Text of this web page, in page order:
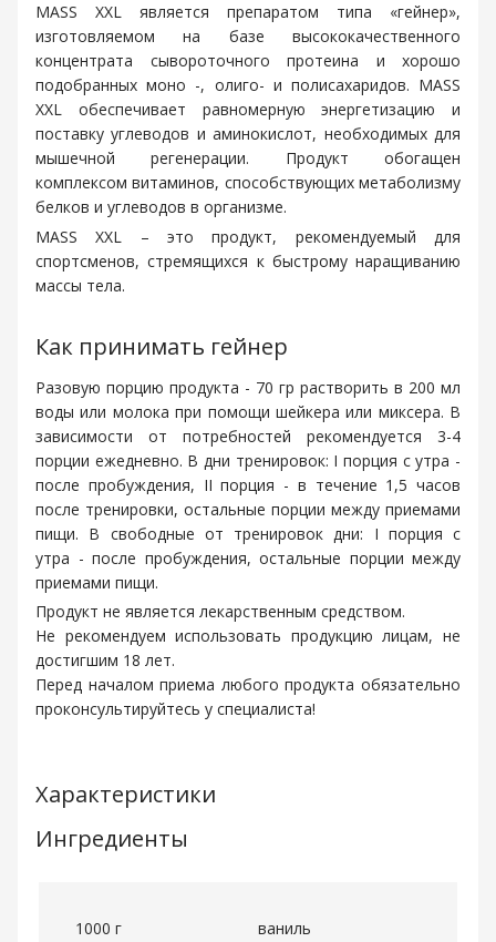
MASS XXL является препаратом типа «гейнер»,
изготовляемoм на базе высококачественного
концентрата сывороточного протеина и хорошо
подобранных моно -, олиго- и полисахаридов. MASS
XXL обеспечивает равномерную энергетизацию и
поставку углеводов и аминокислот, необходимых для
мышечной регенерации. Продукт обогащен
комплексом витаминов, способствующих метаболизму
белков и углеводов в организме.
MASS XXL – это продукт, рекомендуемый для
спортсменов, стремящихся к быстрому наращиванию
массы тела.
Как принимать гейнер
Разовую порцию продукта - 70 гр растворить в 200 мл
воды или молока при помощи шейкера или миксера. В
зависимости от потребностей рекомендуется 3-4
порции ежедневно. В дни тренировок: I порция с утра -
после пробуждения, II порция - в течение 1,5 часов
после тренировки, остальные порции между приемами
пищи. В свободные от тренировок дни: I порция с
утра - после пробуждения, остальные порции между
приемами пищи.
Продукт не является лекарственным средством.
Не рекомендуем использовать продукцию лицам, не
достигшим 18 лет.
Перед началом приема любого продукта обязательно
проконсультируйтесь у специалиста!
Характеристики
Ингредиенты
1000 г ваниль